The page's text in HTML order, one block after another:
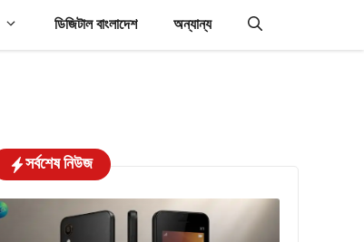
ডিজিটাল বাংলাদেশ অন্যান্য
সর্বশেষ নিউজ